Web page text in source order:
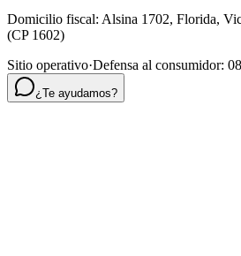
Domicilio fiscal: Alsina 1702, Florida,
(CP 1602)
Sitio operativo·Defensa al consumidor:
¿Te ayudamos?